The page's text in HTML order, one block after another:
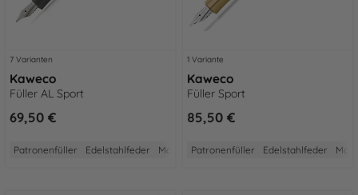
7 Varianten
Kaweco
Füller AL Sport
69,50 €
Patronenfüller Edelstahlfeder Made in Germany 2 Jahre Garantie Aus
1 Variante
Kaweco
Füller Sport
85,50 €
Patronenfüller Edelstahlfeder